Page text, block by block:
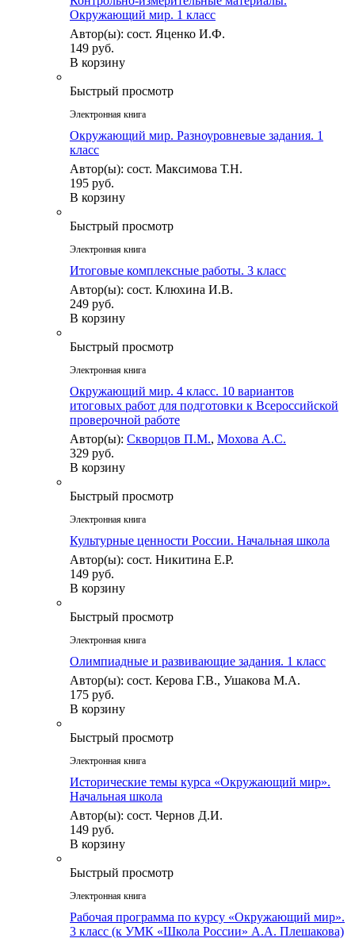
Окружающий мир. 1 класс
Автор(ы): сост. Яценко И.Ф.
149 руб.
В корзину
Быстрый просмотр
Электронная книга
Окружающий мир. Разноуровневые задания. 1
класс
Автор(ы): сост. Максимова Т.Н.
195 руб.
В корзину
Быстрый просмотр
Электронная книга
Итоговые комплексные работы. 3 класс
Автор(ы): сост. Клюхина И.В.
249 руб.
В корзину
Быстрый просмотр
Электронная книга
Окружающий мир. 4 класс. 10 вариантов
итоговых работ для подготовки к Всероссийской
проверочной работе
Автор(ы): Скворцов П.М., Мохова А.С.
329 руб.
В корзину
Быстрый просмотр
Электронная книга
Культурные ценности России. Начальная школа
Автор(ы): сост. Никитина Е.Р.
149 руб.
В корзину
Быстрый просмотр
Электронная книга
Олимпиадные и развивающие задания. 1 класс
Автор(ы): сост. Керова Г.В., Ушакова М.А.
175 руб.
В корзину
Быстрый просмотр
Электронная книга
Исторические темы курса «Окружающий мир».
Начальная школа
Автор(ы): сост. Чернов Д.И.
149 руб.
В корзину
Быстрый просмотр
Электронная книга
Рабочая программа по курсу «Окружающий мир».
3 класс (к УМК «Школа России» А.А. Плешакова)